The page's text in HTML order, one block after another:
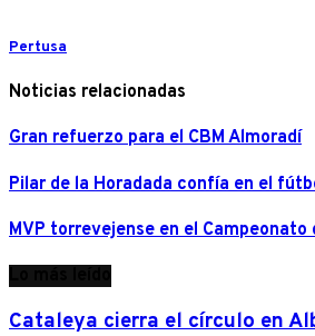
Pertusa
Noticias relacionadas
Gran refuerzo para el CBM Almoradí
Pilar de la Horadada confía en el
MVP torrevejense en el Campeonato
Cataleya cierra el círculo en